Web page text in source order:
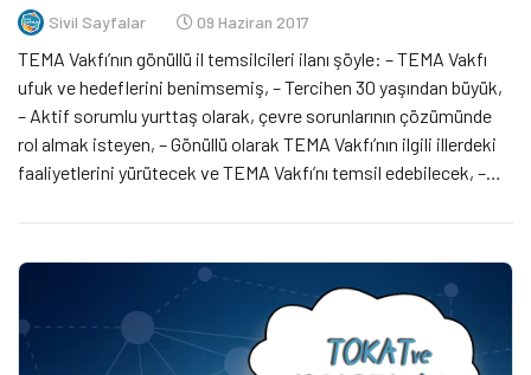
Sivil Sayfalar 09 Haziran 2017
TEMA Vakfı’nın gönüllü il temsilcileri ilanı şöyle: – TEMA Vakfı
ufuk ve hedeflerini benimsemiş, – Tercihen 30 yaşından büyük,
– Aktif sorumlu yurttaş olarak, çevre sorunlarının çözümünde
rol almak isteyen, – Gönüllü olarak TEMA Vakfı’nın ilgili illerdeki
faaliyetlerini yürütecek ve TEMA Vakfı’nı temsil edebilecek, –
yürütülecek […]